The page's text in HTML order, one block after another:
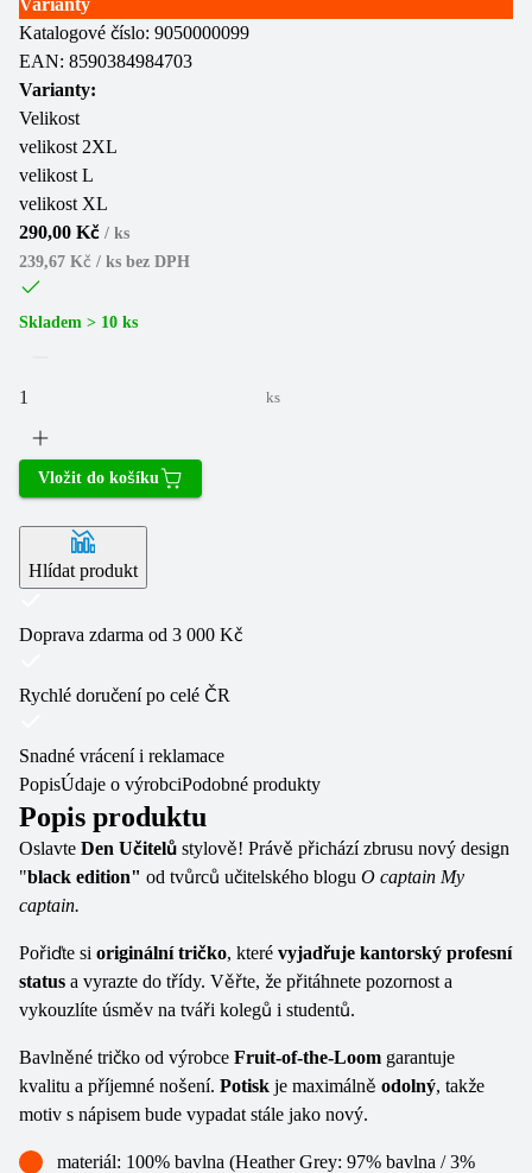
Varianty
Katalogové číslo: 9050000099
EAN: 8590384984703
Varianty:
Velikost
velikost 2XL
velikost L
velikost XL
290,00 Kč / ks
239,67 Kč / ks bez DPH
Skladem > 10 ks
ks
Vložit do košíku
Hlídat produkt
Doprava zdarma od 3 000 Kč
Rychlé doručení po celé ČR
Snadné vrácení i reklamace
PopisÚdaje o výrobciPodobné produkty
Popis produktu
Oslavte Den Učitelů stylově! Právě přichází zbrusu nový design
"black edition" od tvůrců učitelského blogu O captain My
captain.
Pořiďte si originální tričko, které vyjadřuje kantorský profesní
status a vyrazte do třídy. Věřte, že přitáhnete pozornost a
vykouzlíte úsměv na tváři kolegů i studentů.
Bavlněné tričko od výrobce Fruit-of-the-Loom garantuje
kvalitu a příjemné nošení. Potisk je maximálně odolný, takže
motiv s nápisem bude vypadat stále jako nový.
materiál: 100% bavlna (Heather Grey: 97% bavlna / 3%